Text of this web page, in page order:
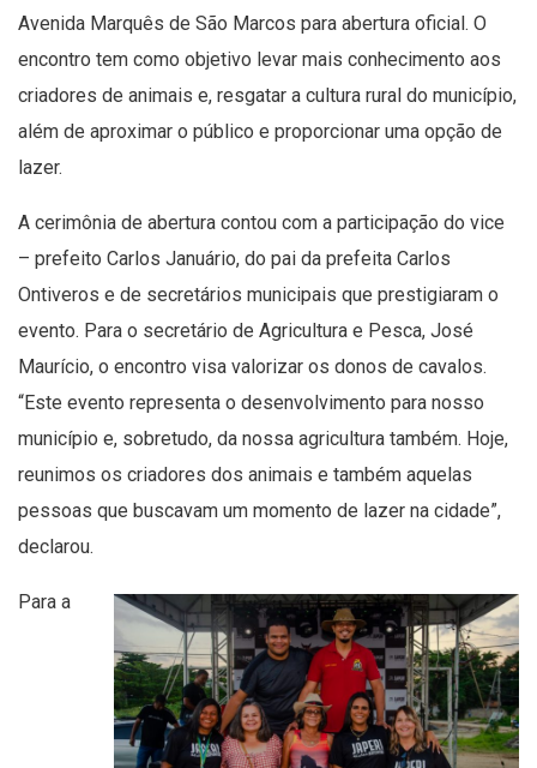
Avenida Marquês de São Marcos para abertura oficial. O
encontro tem como objetivo levar mais conhecimento aos
criadores de animais e, resgatar a cultura rural do município,
além de aproximar o público e proporcionar uma opção de
lazer.
A cerimônia de abertura contou com a participação do vice
– prefeito Carlos Januário, do pai da prefeita Carlos
Ontiveros e de secretários municipais que prestigiaram o
evento. Para o secretário de Agricultura e Pesca, José
Maurício, o encontro visa valorizar os donos de cavalos.
“Este evento representa o desenvolvimento para nosso
município e, sobretudo, da nossa agricultura também. Hoje,
reunimos os criadores dos animais e também aquelas
pessoas que buscavam um momento de lazer na cidade”,
declarou.
Para a